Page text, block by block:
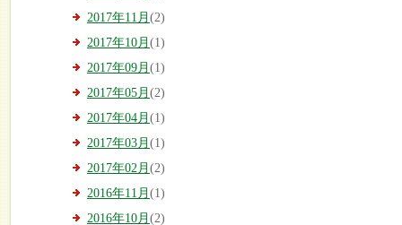
2017年11月 (2)
2017年10月 (1)
2017年09月 (1)
2017年05月 (2)
2017年04月 (1)
2017年03月 (1)
2017年02月 (2)
2016年11月 (1)
2016年10月 (2)